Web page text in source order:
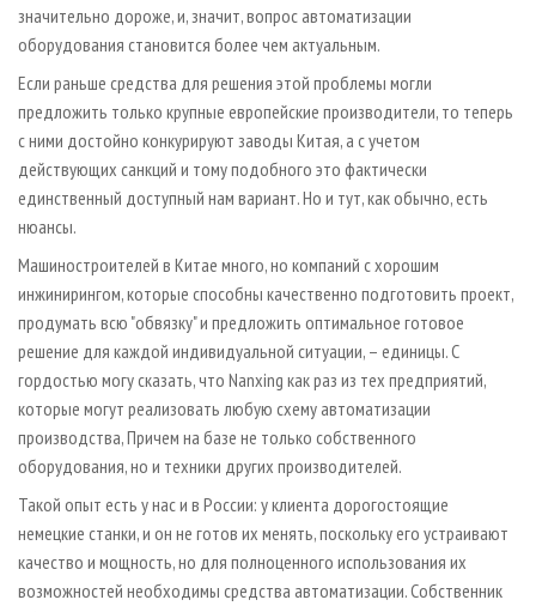
значительно дороже, и, значит, вопрос автоматизации
оборудования становится более чем актуальным.
Если раньше средства для решения этой проблемы могли
предложить только крупные европейские производители, то теперь
с ними достойно конкурируют заводы Китая, а с учетом
действующих санкций и тому подобного это фактически
единственный доступный нам вариант. Но и тут, как обычно, есть
нюансы.
Машиностроителей в Китае много, но компаний с хорошим
инжинирингом, которые способны качественно подготовить проект,
продумать всю "обвязку" и предложить оптимальное готовое
решение для каждой индивидуальной ситуации, – единицы. С
гордостью могу сказать, что Nanxing как раз из тех предприятий,
которые могут реализовать любую схему автоматизации
производства, Причем на базе не только собственного
оборудования, но и техники других производителей.
Такой опыт есть у нас и в России: у клиента дорогостоящие
немецкие станки, и он не готов их менять, поскольку его устраивают
качество и мощность, но для полноценного использования их
возможностей необходимы средства автоматизации. Собственник